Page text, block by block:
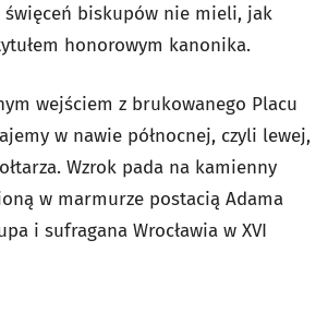
biskupów nie mieli, jak
honorowym kanonika.
wejściem z brukowanego Placu
w nawie północnej, czyli lewej,
Wzrok pada na kamienny
w marmurze postacią Adama
i sufragana Wrocławia w XVI